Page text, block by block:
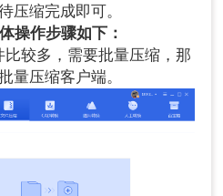
压缩完成即可。
操作步骤如下：
较多，需要批量压缩，那
量压缩客户端。